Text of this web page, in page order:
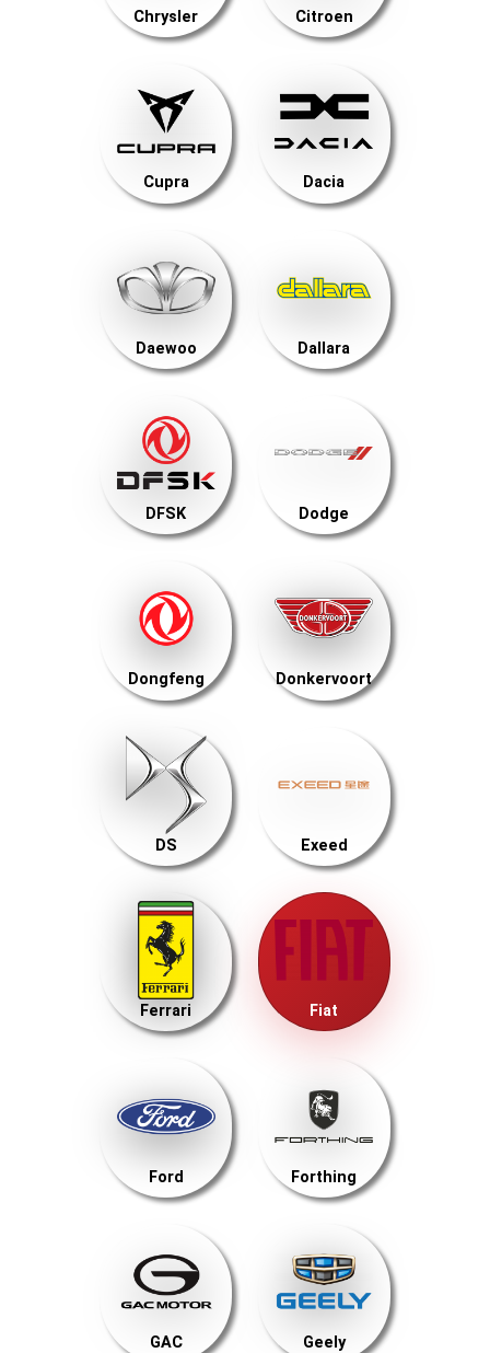
Chrysler Citroen
Cupra Dacia
Daewoo Dallara
DFSK Dodge
Dongfeng Donkervoort
DS Exeed
Ferrari Fiat
Ford Forthing
GAC Geely